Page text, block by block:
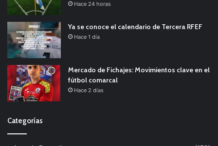
Hace 24 horas
Ya se conoce el calendario de Tercera RFEF
Hace 1 día
Mercado de Fichajes: Movimientos clave en el
fútbol comarcal
Hace 2 días
Categorías